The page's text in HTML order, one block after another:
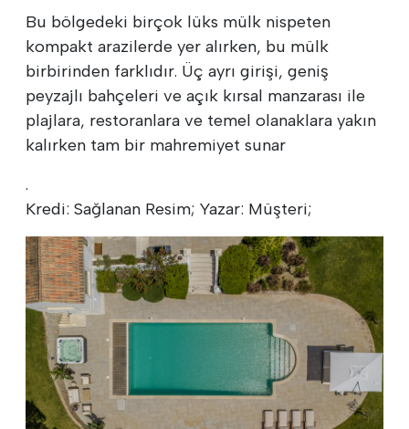
Bu bölgedeki birçok lüks mülk nispeten
kompakt arazilerde yer alırken, bu mülk
birbirinden farklıdır. Üç ayrı girişi, geniş
peyzajlı bahçeleri ve açık kırsal manzarası ile
plajlara, restoranlara ve temel olanaklara yakın
kalırken tam bir mahremiyet sunar
.
Kredi: Sağlanan Resim; Yazar: Müşteri;